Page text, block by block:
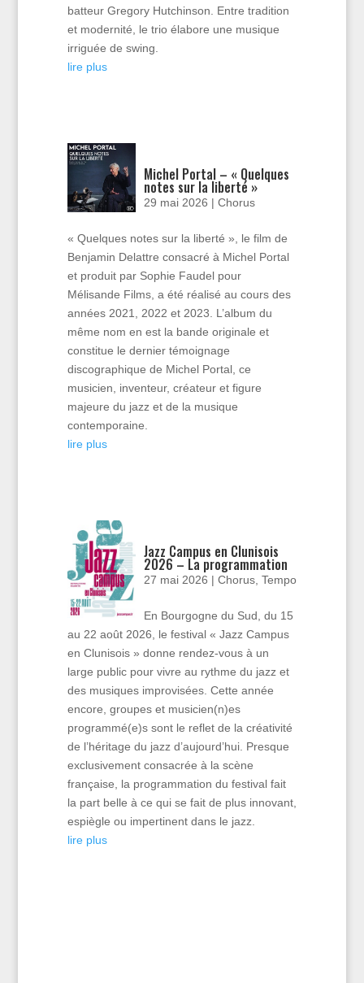
batteur Gregory Hutchinson. Entre tradition
et modernité, le trio élabore une musique
irriguée de swing.
lire plus
Michel Portal – « Quelques
notes sur la liberté »
29 mai 2026 |Chorus
« Quelques notes sur la liberté », le film de
Benjamin Delattre consacré à Michel Portal
et produit par Sophie Faudel pour
Mélisande Films, a été réalisé au cours des
années 2021, 2022 et 2023. L’album du
même nom en est la bande originale et
constitue le dernier témoignage
discographique de Michel Portal, ce
musicien, inventeur, créateur et figure
majeure du jazz et de la musique
contemporaine.
lire plus
Jazz Campus en Clunisois
2026 – La programmation
27 mai 2026 |Chorus,Tempo
En Bourgogne du Sud, du 15
au 22 août 2026, le festival « Jazz Campus
en Clunisois » donne rendez-vous à un
large public pour vivre au rythme du jazz et
des musiques improvisées. Cette année
encore, groupes et musicien(n)es
programmé(e)s sont le reflet de la créativité
de l’héritage du jazz d’aujourd’hui. Presque
exclusivement consacrée à la scène
française, la programmation du festival fait
la part belle à ce qui se fait de plus innovant,
espiègle ou impertinent dans le jazz.
lire plus